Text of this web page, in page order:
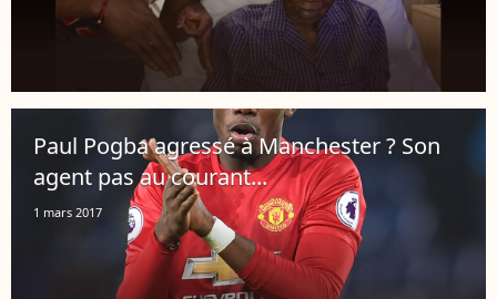
Paul Pogba agressé à Manchester ? Son
agent pas au courant...
1 mars 2017